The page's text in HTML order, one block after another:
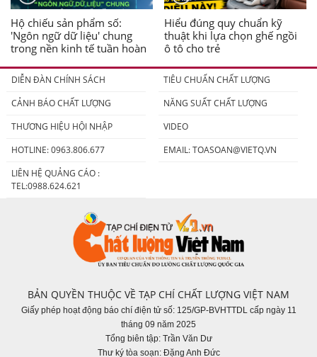
Hộ chiếu sản phẩm số:
'Ngôn ngữ dữ liệu' chung
trong nền kinh tế tuần hoàn
Hiểu đúng quy chuẩn kỹ
thuật khi lựa chọn ghế ngồi
ô tô cho trẻ
DIỄN ĐÀN CHÍNH SÁCH
TIÊU CHUẨN CHẤT LƯỢNG
CẢNH BÁO CHẤT LƯỢNG
NĂNG SUẤT CHẤT LƯỢNG
THƯƠNG HIỆU HỘI NHẬP
VIDEO
HOTLINE: 0963.806.677
EMAIL:TOASOAN@VIETQ.VN
LIÊN HỆ QUẢNG CÁO :
TEL:0988.624.621
BẢN QUYỀN THUỘC VỀ TẠP CHÍ CHẤT LƯỢNG VIỆT NAM
Giấy phép hoạt động báo chí điện tử số: 125/GP-BVHTTDL cấp ngày 11
tháng 09 năm 2025
Tổng biên tập: Trần Văn Dư
Thư ký tòa soạn: Đặng Anh Đức